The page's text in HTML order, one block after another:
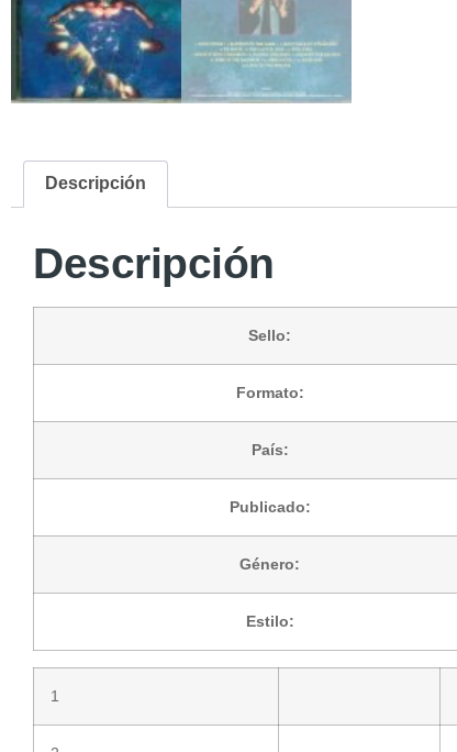
Descripción
Descripción
Sello:
Formato:
País:
Publicado:
Género:
Estilo:
1